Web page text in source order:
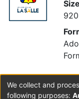
Collections
We collect and
following purposes: